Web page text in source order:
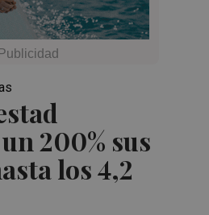
200% sus
los 4,2